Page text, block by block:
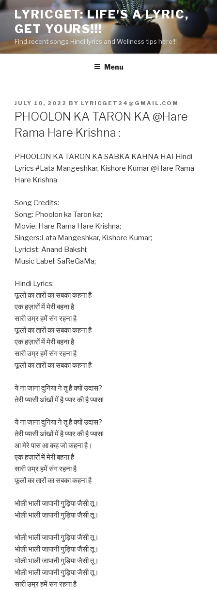
Skip
content
LYRICGET: LIFE'S A LYRIC,
GET YOURS!!!
Find recent songs Hindi lyrics and Wellness tips here!!!
Menu
POSTED
ON
JULY 10, 2022 BY LYRICGET24@GMAIL.COM
PHOOLON KA TARON KA @Hare
Rama Hare Krishna :
PHOOLON KA TARON KA SABKA KAHNA HAI Hindi
Lyrics #Lata Mangeshkar, Kishore Kumar @Hare Rama
Hare Krishna
Song Credits:
Song: Phoolon ka Taron ka;
Movie: Hare Rama Hare Krishna;
Singers:Lata Mangeshkar, Kishore Kumar;
Lyricist: Anand Bakshi;
Music Label: SaReGaMa;
Hindi Lyrics:
फूलों का तारों का सबका कहना है
एक हज़ारों में मेरी बहना है
सारी उम्र हमें संग रहना है
फूलों का तारों का सबका कहना है
एक हज़ारों में मेरी बहना है
सारी उम्र हमें संग रहना है
फूलों का तारों का सबका कहना है
ये ना जाना दुनिया ने तु है क्यों उदास?
तेरी प्यासी आंखों में है प्यार की है प्यास!
ये ना जाना दुनिया ने तु है क्यों उदास?
तेरी प्यासी आंखों में है प्यार की है प्यास!
आ मेरे पास आ कह जो कहना है।
एक हज़ारों में मेरी बहना है
सारी उम्र हमें संग रहना है
फूलों का तारों का सबका कहना है
भोली भाली जापानी गुड़िया जैसी तू।
भोली भाली जापानी गुड़िया जैसी तू।
भोली भाली जापानी गुड़िया जैसी तू।
भोली भाली जापानी गुड़िया जैसी तू।
भोली भाली जापानी गुड़िया जैसी तू।
भोली भाली जापानी गुड़िया जैसी तू।
सारी उम्र हमें संग रहना है